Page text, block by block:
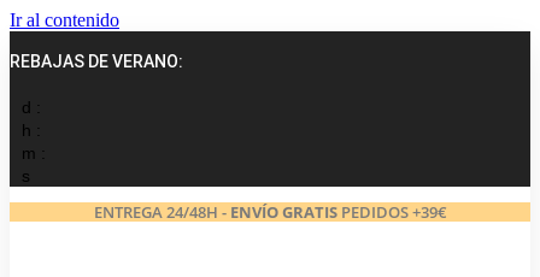
Ir al contenido
REBAJAS DE VERANO:
d :
h :
m :
s
ENTREGA 24/48H - ENVÍO GRATISPEDIDOS +39€